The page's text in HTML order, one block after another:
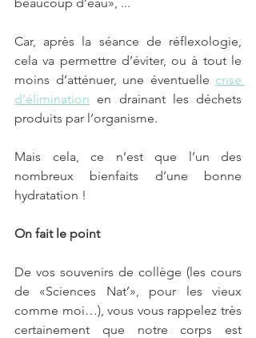
Car, après la séance de réflexologie,
cela va permettre d’éviter, ou à tout le
moins d’atténuer, une éventuelle crise
d’élimination en drainant les déchets
produits par l’organisme.
Mais cela, ce n’est que l’un des
nombreux bienfaits d’une bonne
hydratation !
On fait le point
De vos souvenirs de collège (les cours
de «Sciences Nat’», pour les vieux
comme moi…), vous vous rappelez très
certainement que notre corps est